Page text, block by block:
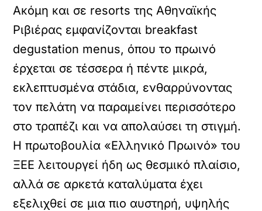
Ακόμη και σε resorts της Αθηναϊκής
Ριβιέρας εμφανίζονται breakfast
degustation menus, όπου το πρωινό
έρχεται σε τέσσερα ή πέντε μικρά,
εκλεπτυσμένα στάδια, ενθαρρύνοντας
τον πελάτη να παραμείνει περισσότερο
στο τραπέζι και να απολαύσει τη στιγμή.
Η πρωτοβουλία «Ελληνικό Πρωινό» του
ΞΕΕ λειτουργεί ήδη ως θεσμικό πλαίσιο,
αλλά σε αρκετά καταλύματα έχει
εξελιχθεί σε μια πιο αυστηρή, υψηλής